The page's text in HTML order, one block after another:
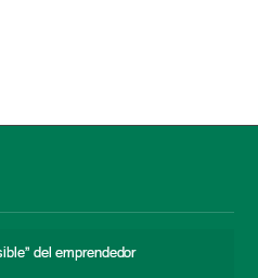
del emprendedor